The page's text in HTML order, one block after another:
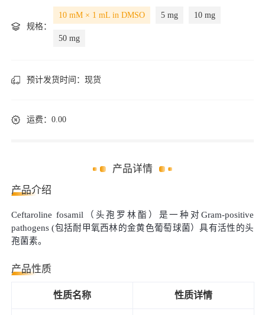
规格：
10 mM × 1 mL in DMSO 5 mg 10 mg
50 mg
预计发货时间： 现货
运费：0.00
产品详情
产品介绍
Ceftaroline fosamil（头孢罗林酯）是一种对Gram-positive
pathogens (包括耐甲氧西林的金黄色葡萄球菌）具有活性的头
孢菌素。
产品性质
性质名称 性质详情